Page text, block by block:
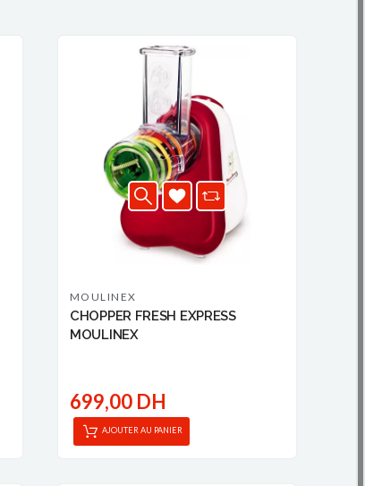
MOULINEX
CHOPPER FRESH EXPRESS
MOULINEX
699,00 DH
AJOUTER AU PANIER